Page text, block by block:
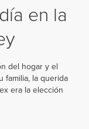
en la
del hogar y el
familia, la querida
era la elección